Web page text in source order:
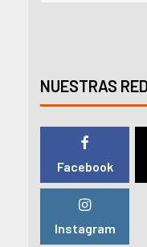
NUESTRAS
Facebook
Instagram